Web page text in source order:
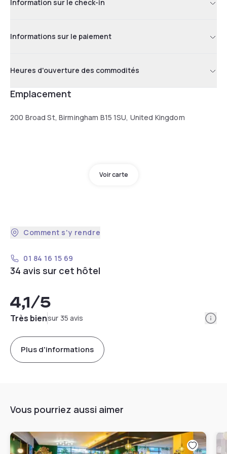
Information sur le check-in
Informations sur le paiement
Heures d'ouverture des commodités
Emplacement
200 Broad St, Birmingham B15 1SU, United Kingdom
Voir carte
Comment s'y rendre
01 84 16 15 69
34 avis sur cet hôtel
4,1/5
Très biensur 35 avis
Plus d'informations
Vous pourriez aussi aimer